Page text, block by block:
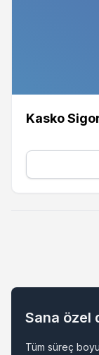
Kasko
Sana özel
Tüm süreç